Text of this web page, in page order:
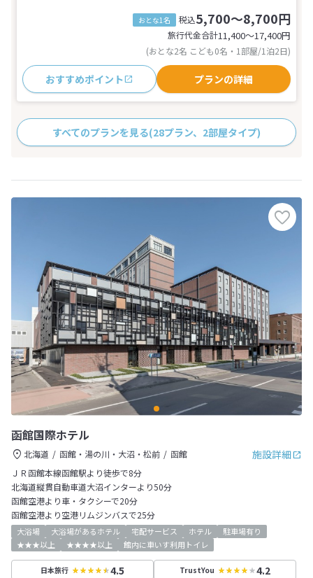
おとな1名 税込5,700～8,700円
旅行代金合計11,400〜17,400円
(おとな2名 こども0名・1部屋/1泊2日)
おすすめポイント プランの詳細
すべてのプランを見る(28プラン、2部屋タイプ)
函館国際ホテル
施設詳細
北海道 函館・湯の川・大沼・松前
函館
ＪＲ函館本線函館駅より徒歩で8分
北海道縦貫自動車道大沼インターより50分
函館空港より車・タクシーで20分
函館空港より空港リムジンバスで25分
大浴場 大浴場があるホテル 宅配サービス ホテル
駐車場有り
★★★以上
★★★★以上 館内に車いす利用トイレ
日本旅行 4.5 TrustYou 4.2